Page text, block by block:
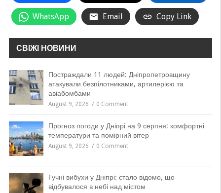
WhatsApp Email Copy Link
СВІЖІ НОВИНИ
Постраждали 11 людей: Дніпропетровщину
атакували безпілотниками, артилерією та
авіабомбами
August 9, 2026 0 Comment
Прогноз погоди у Дніпрі на 9 серпня: комфортні
температури та помірний вітер
August 9, 2026 0 Comment
Гучні вибухи у Дніпрі: стало відомо, що
відбувалося в небі над містом